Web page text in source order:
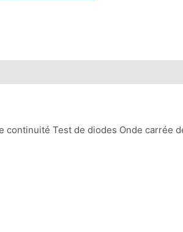
continuité Test de diodes Onde carrée